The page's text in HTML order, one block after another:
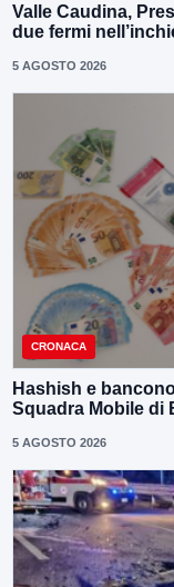
Valle Caudina,
due fermi
5 AGOSTO 2026
CRONACA
Hashish e
Squadra Mobile di
5 AGOSTO 2026